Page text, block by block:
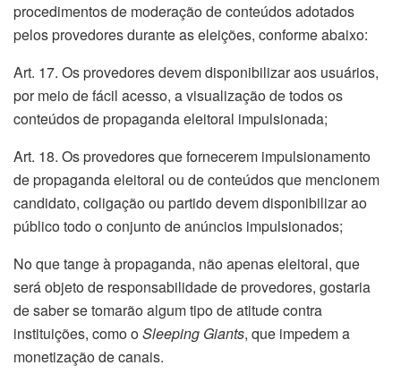
procedimentos de moderação de conteúdos adotados
pelos provedores durante as eleições, conforme abaixo:
Art. 17. Os provedores devem disponibilizar aos usuários,
por meio de fácil acesso, a visualização de todos os
conteúdos de propaganda eleitoral impulsionada;
Art. 18. Os provedores que fornecerem impulsionamento
de propaganda eleitoral ou de conteúdos que mencionem
candidato, coligação ou partido devem disponibilizar ao
público todo o conjunto de anúncios impulsionados;
No que tange à propaganda, não apenas eleitoral, que
será objeto de responsabilidade de provedores, gostaria
de saber se tomarão algum tipo de atitude contra
instituições, como oSleeping Giants, que impedem a
monetização de canais.